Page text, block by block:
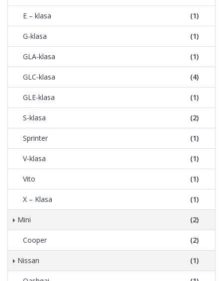
E – klasa (1)
G-klasa (1)
GLA-klasa (1)
GLC-klasa (4)
GLE-klasa (1)
S-klasa (2)
Sprinter (1)
V-klasa (1)
Vito (1)
X – Klasa (1)
Mini (2)
Cooper (2)
Nissan (1)